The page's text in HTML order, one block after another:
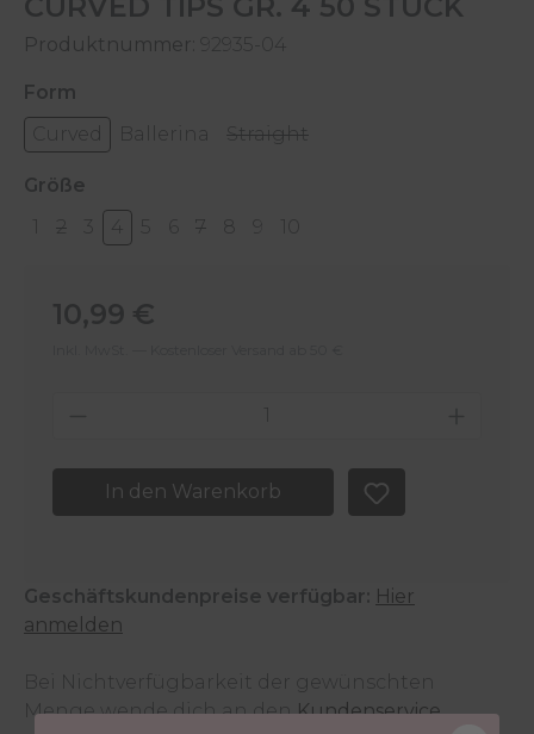
Produktnummer: 92935-04
Form
Curved
Ballerina Straight
Größe
1
2 3 4 5 7 8 10
Regulärer Preis:
10,99 €
Produkt Anzahl: Gib den
In den Warenkorb
Geschäftskundenpreise verfügbar: Hier
anmelden
Bei Nichtverfügbarkeit der gewünschten
Menge wende dich an denKundenservice.